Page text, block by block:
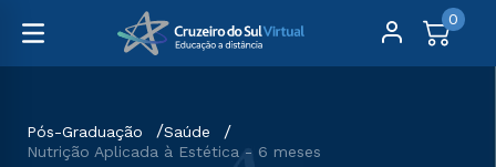
0
Pós-Graduação
Saúde
Nutrição Aplicada à Estética - 6 meses